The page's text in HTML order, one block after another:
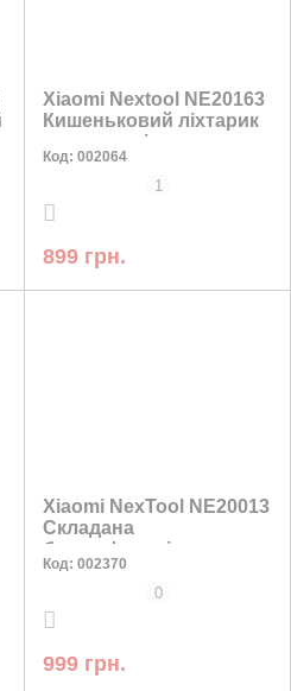
Xiaomi Nextool NE20163
Кишеньковий ліхтарик
з телескопічним
фокусуванням, 150 лм,
1200 мАг, 15 год
Код: 002064
1
899 грн.
Xiaomi NexTool NE20013
Складана
багатофункціональна
міні-лопата 10-в-1
Код: 002370
0
999 грн.